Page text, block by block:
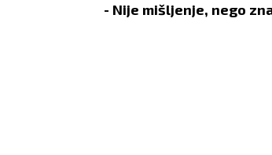
- Nije mišljenje, nego